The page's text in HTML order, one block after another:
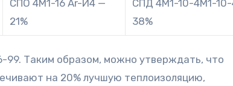
СПО 4М1-16 Ar-И4 —
21%
СПД 4М1-10-4М1-
38%
Таким образом, можно утверждать, что
на 20% лучшую теплоизоляцию,